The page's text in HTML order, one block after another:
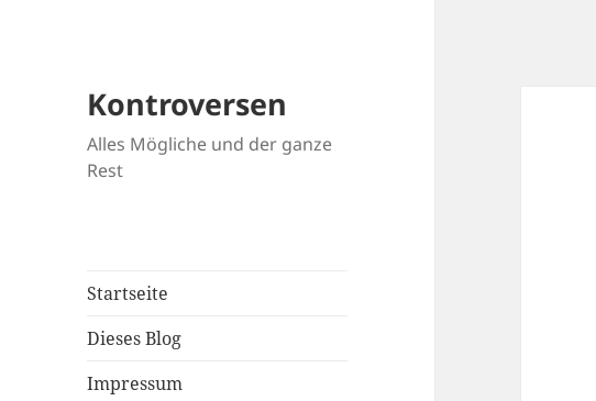
Kontroversen
Alles Mögliche und der ganze
Rest
Startseite
Dieses Blog
Impressum